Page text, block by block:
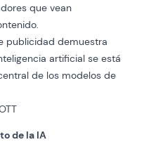
que vean
publicidad demuestra
artificial se está
de los modelos de
de la IA